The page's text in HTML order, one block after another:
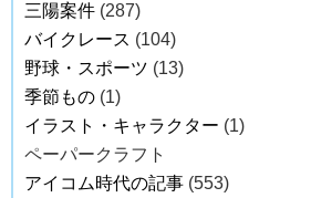
三陽案件 (287)
バイクレース (104)
野球・スポーツ (13)
季節もの (1)
イラスト・キャラクター (1)
ペーパークラフト
アイコム時代の記事 (553)